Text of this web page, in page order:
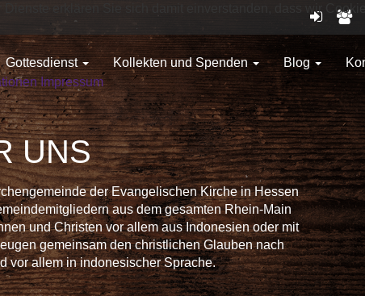
Gottesdienst Kollekten und Spenden Blog
UNS
der Evangelischen Kirche in Hessen
aus dem gesamten Rhein-Main
und Christen vor allem aus Indonesien oder mit
gemeinsam den christlichen Glauben nach
vor allem in indonesischer Sprache.
erklären Sie sich damit einverstanden, dass wir
Impressum